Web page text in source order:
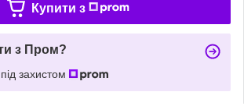
Купити з
з Пром?
захистом